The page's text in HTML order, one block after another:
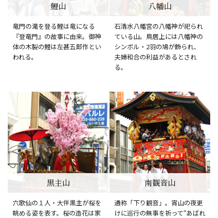
鯉山
竜門の滝を登る鯉は竜になる
『登竜門』の故事に由来。御神
体の木製の鯉は左甚五郎作とい
われる。
八幡山
石清水八幡宮の八幡神が祀られ
ている山。鳥居上には八幡神の
シンボル・2羽の鳩が飾られ、
夫婦和合の利益があるとされ
る。
黒主山
六歌仙の１人・大伴黒主が桜を
眺める姿を表す。桜の造花は家
南観音山
通称「下り観音」。宵山の夜更
けに巡行の無事を祈って“あばれ